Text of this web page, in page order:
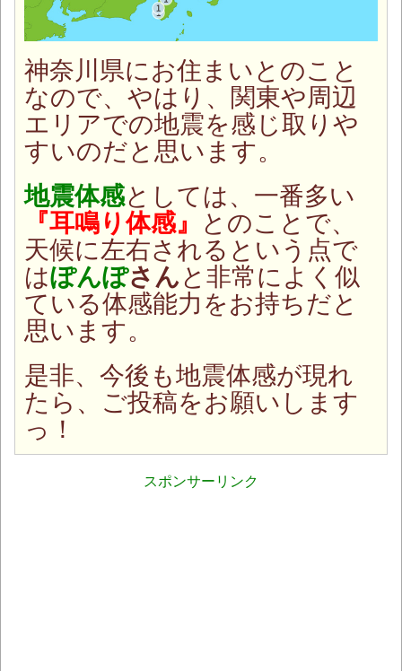
神奈川県にお住まいとのこと
なので、やはり、関東や周辺
エリアでの地震を感じ取りや
すいのだと思います。
地震体感としては、一番多い
『耳鳴り体感』
とのことで、
天候に左右されるという点で
はぽんぽさん と非常によく似
ている体感能力をお持ちだと
思います。
是非、今後も地震体感が現れ
たら、ご投稿をお願いします
っ！
スポンサーリンク